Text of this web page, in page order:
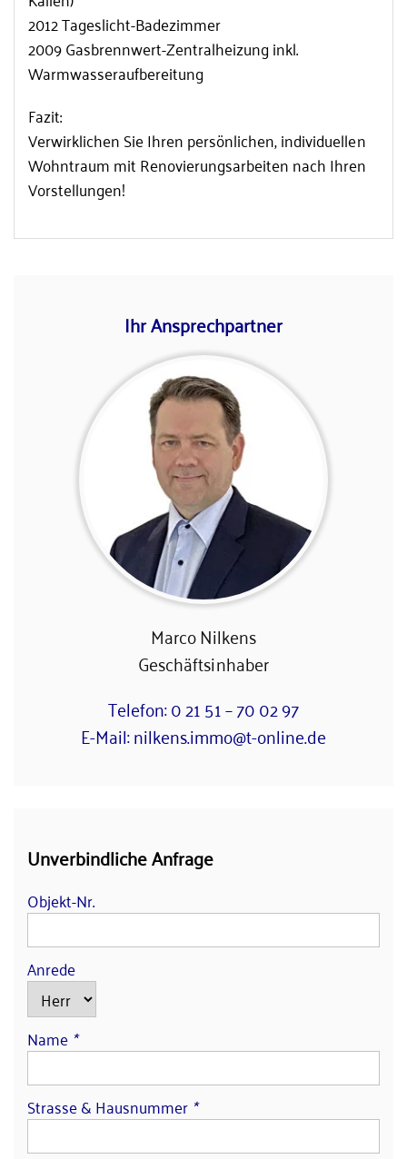
2012 Tageslicht-Badezimmer
2009 Gasbrennwert-Zentralheizung inkl.
Warmwasseraufbereitung
Fazit:
Verwirklichen Sie Ihren persönlichen, individuellen
Wohntraum mit Renovierungsarbeiten nach Ihren
Vorstellungen!
Ihr Ansprechpartner
Marco Nilkens
Geschäftsinhaber
Telefon: 0 21 51 – 70 02 97
E-Mail: nilkens.immo@t-online.de
Unverbindliche Anfrage
Objekt-Nr.
Anrede
Name *
Strasse & Hausnummer *